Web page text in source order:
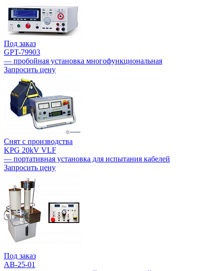
Под заказ
GPT-79903
— пробойная установка многофункциональная
Запросить цену
Снят с производства
KPG 20kV VLF
— портативная установка для испытания кабелей
Запросить цену
Под заказ
АВ-25-01